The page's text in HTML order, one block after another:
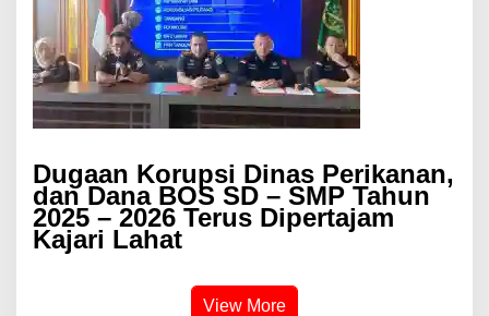
Dugaan Korupsi Dinas Perikanan,
dan Dana BOS SD – SMP Tahun
2025 – 2026 Terus Dipertajam
Kajari Lahat
View More